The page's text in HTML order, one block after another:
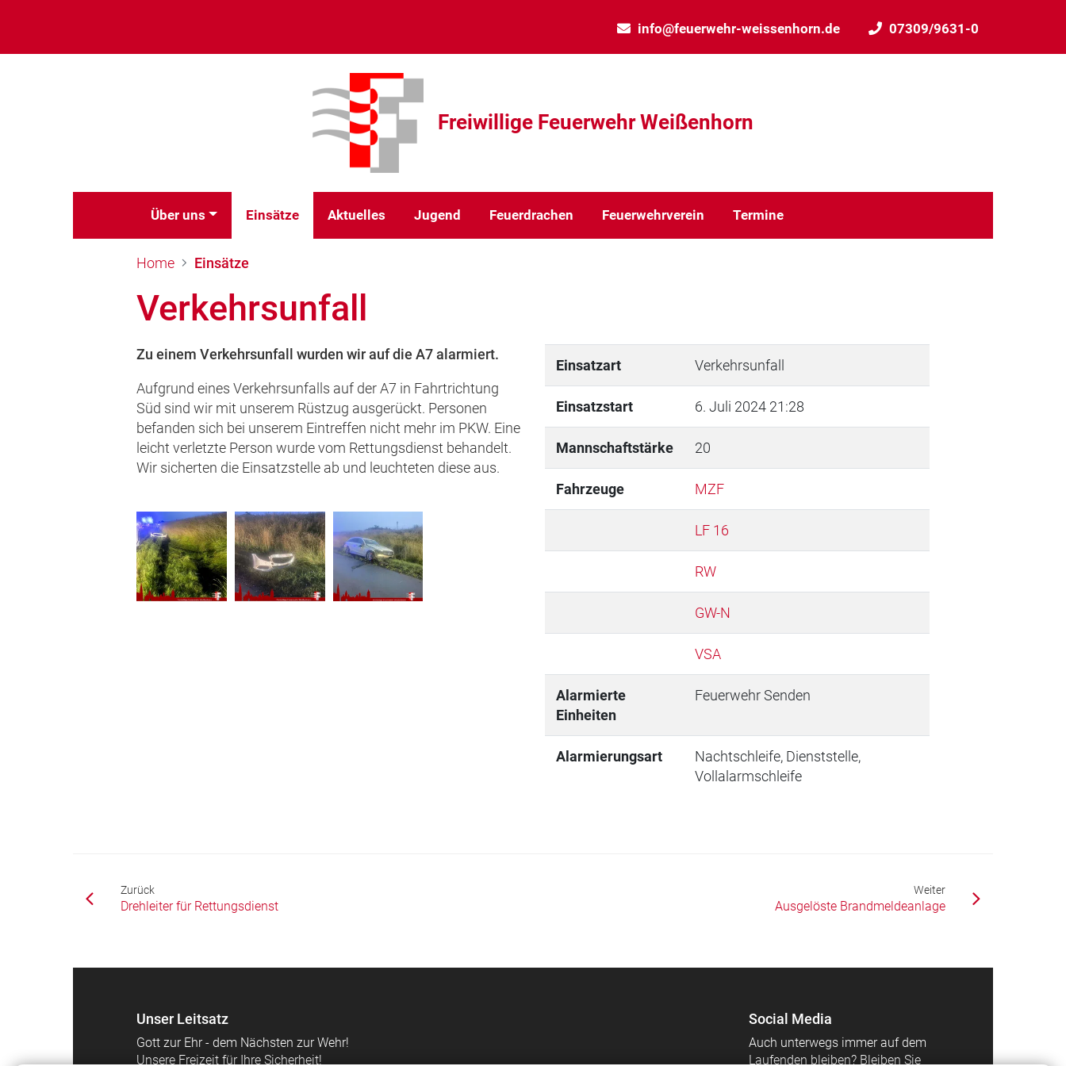
info@feuerwehr-weissenhorn.de 07309/9631-0
Freiwillige Feuerwehr Weißenhorn
Über uns Einsätze Aktuelles Jugend Feuerdrachen Feuerwehrverein Termine
Home Einsätze
Verkehrsunfall
Zu einem Verkehrsunfall wurden wir auf die A7 alarmiert.
Aufgrund eines Verkehrsunfalls auf der A7 in Fahrtrichtung
Süd sind wir mit unserem Rüstzug ausgerückt. Personen
befanden sich bei unserem Eintreffen nicht mehr im PKW. Eine
leicht verletzte Person wurde vom Rettungsdienst behandelt.
Wir sicherten die Einsatzstelle ab und leuchteten diese aus.
Einsatzart Verkehrsunfall
Einsatzstart 6. Juli 2024 21:28
Mannschaftstärke 20
Fahrzeuge MZF
LF 16
RW
GW-N
VSA
Alarmierte
Einheiten
Feuerwehr Senden
Alarmierungsart
Nachtschleife, Dienststelle,
Vollalarmschleife
Zurück
Drehleiter für Rettungsdienst
Weiter
Ausgelöste Brandmeldeanlage
Unser Leitsatz
Gott zur Ehr - dem Nächsten zur Wehr!
Unsere Freizeit für Ihre Sicherheit!
Social Media
Auch unterwegs immer auf dem
Laufenden bleiben? Bleiben Sie